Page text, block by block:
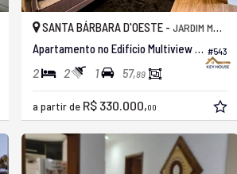
#543
SANTA BÁRBARA D'OESTE - JARDIM MOLLON
Apartamento no Edifício Multiview Residence
2 2 1 57,89
a partir de R$ 330.000,00